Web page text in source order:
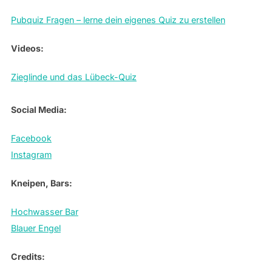
Pubquiz Fragen – lerne dein eigenes Quiz zu erstellen
Videos:
Zieglinde und das Lübeck-Quiz
Social Media:
Facebook
Instagram
Kneipen, Bars:
Hochwasser Bar
Blauer Engel
Credits: